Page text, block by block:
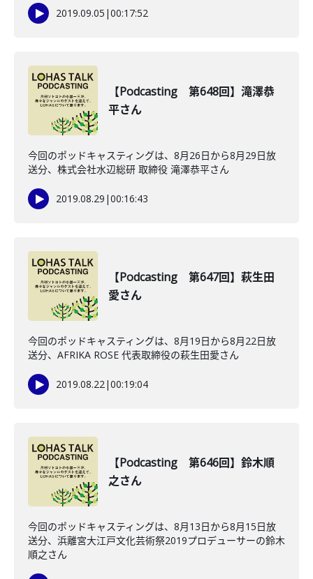
2019.09.05 |00:17:52
【Podcasting 第648回】滝澤恭
平さん
今回のポッドキャスティングは、8月26日から8月29日放
送分、株式会社水辺総研 取締役 滝澤恭平さん
2019.08.29 |00:16:43
【Podcasting 第647回】萩生田
愛さん
今回のポッドキャスティングは、8月19日から8月22日放
送分、AFRIKA ROSE 代表取締役の萩生田愛さん
2019.08.22|00:19:04
【Podcasting 第646回】鈴木順
之さん
今回のポッドキャスティングは、8月13日から8月15日放
送分、浜離宮大江戸文化芸術祭2019プロデューサーの鈴木
順之さん